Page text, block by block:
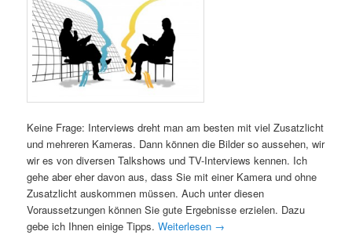
Keine Frage: Interviews dreht man am besten mit viel Zusatzlicht
und mehreren Kameras. Dann können die Bilder so aussehen, wir
wir es von diversen Talkshows und TV-Interviews kennen. Ich
gehe aber eher davon aus, dass Sie mit einer Kamera und ohne
Zusatzlicht auskommen müssen. Auch unter diesen
Voraussetzungen können Sie gute Ergebnisse erzielen. Dazu
gebe ich Ihnen einige Tipps.Weiterlesen →